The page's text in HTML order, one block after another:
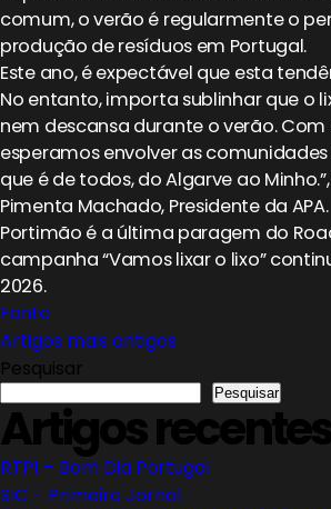
comum, o verão é regularmente o
produção de resíduos em Portugal.
Este ano, é expectável que esta
No entanto, importa sublinhar que o
nem descansa durante o verão.
esperamos envolver as
que é de todos, do Algarve ao
Pimenta Machado, Presidente da APA.
Portimão é a última paragem do
campanha “Vamos lixar o lixo”
2026.
Fonte
Navegação
de
artigos
Artigos mais antigos
Pesquisar
Pesquisar
Artigos recentes
RTP1 – Bom Dia Portugal
SIC – Primeiro Jornal